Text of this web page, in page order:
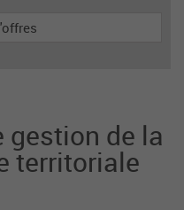
de lecture pu
gestion de la
territoriale